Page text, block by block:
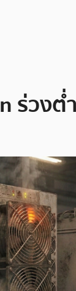
ร่วงต่